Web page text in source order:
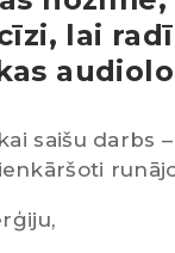
lai
saišu darbs